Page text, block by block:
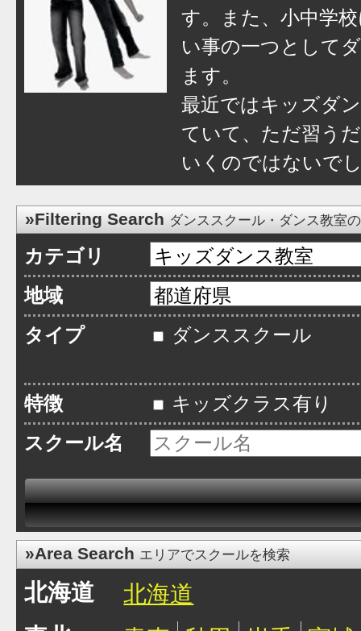
す。また、小中学
い事の一つとして
ます。
最近ではキッズダ
ていて、ただ習う
いくのではないで
»Filtering Search ダンススクール・ダンス教室
カテゴリ
地域
タイプ
ダンススクール
特徴
キッズクラス有り
スクール名
»Area Search エリアでスクールを検索
北海道
北海道